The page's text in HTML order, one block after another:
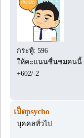
กระทู้: 596
ให้คะแนนชื่นชมคนนี้:
+602/-2
เป็ดpsycho
บุคคลทั่วไป